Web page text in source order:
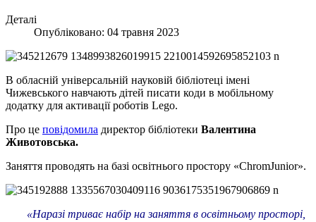
Деталі
Опубліковано: 04 травня 2023
В обласній універсальній науковій бібліотеці імені
Чижевського навчають дітей писати коди в мобільному
додатку для активації роботів Lego.
Про це повідомила директор бібліотеки Валентина
Животовська.
Заняття проводять на базі освітнього простору «ChromJunior».
«Наразі триває набір на заняття в освітньому просторі,